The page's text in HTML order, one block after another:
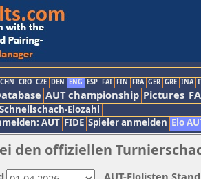
CHN CRO CZE DEN ENG ESP FAI FIN FRA GER GRE INA
AUT championship Pictures
Schnellschach-Elozahl
AUT FIDE Spieler anmelden Elo
den offiziellen
AUT-Elolisten